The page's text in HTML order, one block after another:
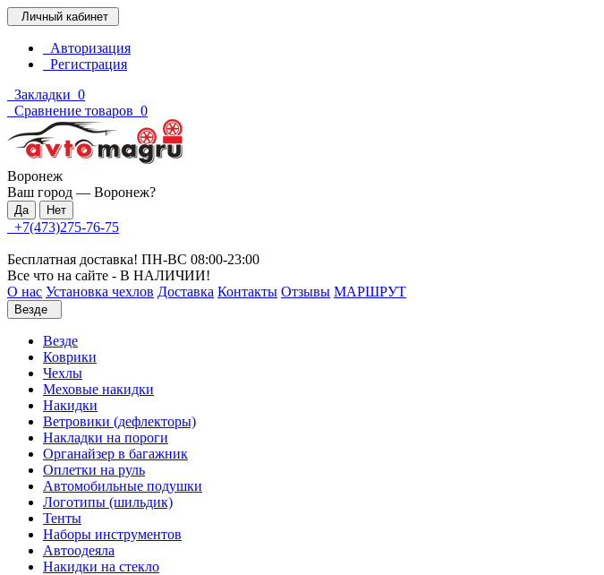
Личный кабинет
Авторизация
Регистрация
Закладки 0
Сравнение товаров 0
Воронеж
Ваш город — Воронеж?
+7(473)275-76-75
Бесплатная доставка! ПН-ВС 08:00-23:00
Все что на сайте - В НАЛИЧИИ!
О нас Установка чехлов Доставка Контакты Отзывы МАРШРУТ
Везде
Везде
Коврики
Чехлы
Меховые накидки
Накидки
Ветровики (дефлекторы)
Накладки на пороги
Органайзер в багажник
Оплетки на руль
Автомобильные подушки
Логотипы (шильдик)
Тенты
Наборы инструментов
Автоодеяла
Накидки на стекло